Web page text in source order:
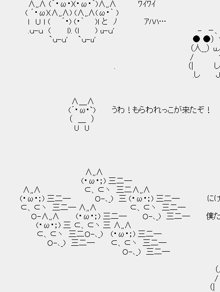
∧,,∧ (´・ω・)(・ω・｀)∧,,∧ ﾜｲﾜｲ
( ´・ω)(∧,,∧) (∧,,∧(ω・｀ )
ｌ Ｕ ｌ ( ´・) (・｀ )ｌ と ﾉ ｱﾊﾊ…
.ｕ-ｕ ( l). (l ) u-ｕ' - －、
`ｕ-ｕ' `ｕ-u' ● ●）
（人__） uノ ね、ねえ。やる夫
/
. （| し
.し
Λ＿Λ
(´･ω･`) うわ！もらわれっこが来たぞ！
（ ＿ ）
U U
∧,,∧
(・ω・；) 三二─
∧,,∧ ⊂、⊂ヽ 三二∧,,∧
(・ω・；) 三二─ Ｏ-､_) 三 (・ω・；) 三二─ にげ
⊂、⊂ヽ 三二─ ∧,,∧ ⊂、⊂ヽ 三二─
Ｏ-∧,,∧ (・ω・；) 三二─ Ｏ-､_) 三二─ 僕たちもも
(・ω・；) 三 ⊂、⊂ヽ 三 ∧,,∧
⊂、⊂ヽ 三二Ｏ-､_) (・ω・；) 三二─
Ｏ-､_) 三二─ ⊂、⊂ヽ 三二─
Ｏ-､_) 三二─ - －
（人__） uノ
/
（|